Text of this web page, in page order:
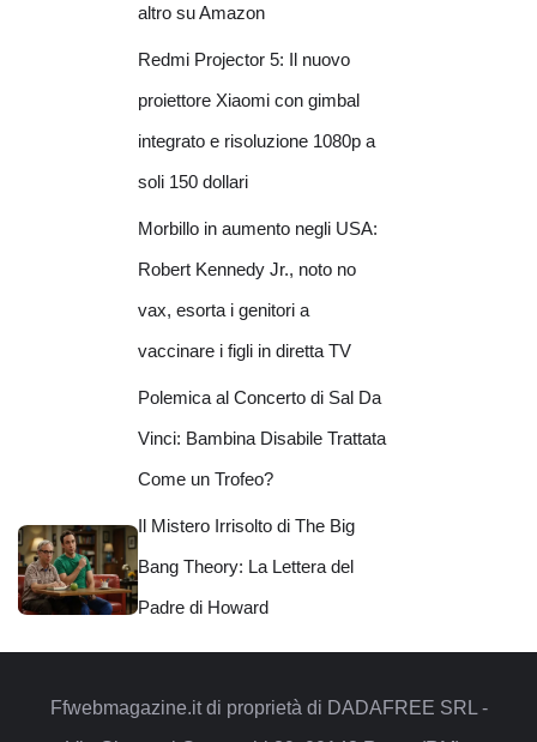
altro su Amazon
Redmi Projector 5: Il nuovo
proiettore Xiaomi con gimbal
integrato e risoluzione 1080p a
soli 150 dollari
Morbillo in aumento negli USA:
Robert Kennedy Jr., noto no
vax, esorta i genitori a
vaccinare i figli in diretta TV
Polemica al Concerto di Sal Da
Vinci: Bambina Disabile Trattata
Come un Trofeo?
Il Mistero Irrisolto di The Big
Bang Theory: La Lettera del
Padre di Howard
Ffwebmagazine.it di proprietà di DADAFREE SRL -